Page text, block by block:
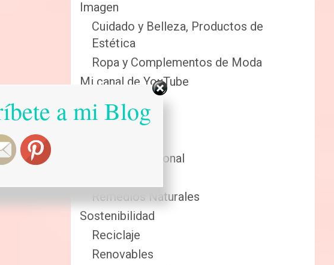
Imagen
Cuidado y Belleza, Productos de
Estética
Ropa y Complementos de Moda
Mi canal de YouTube
Sabias que…
Salud
Cuidado Personal
Remedios Naturales
Sostenibilidad
Reciclaje
Renovables
a mi Blog